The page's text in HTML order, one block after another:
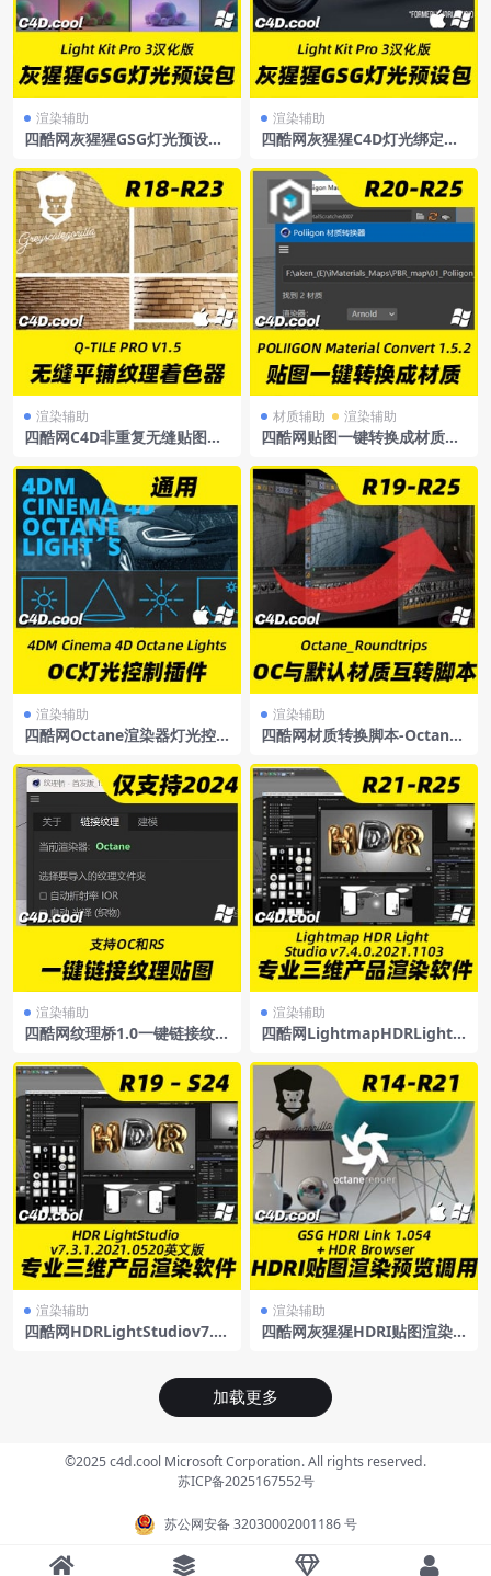
渲染辅助
四酷网灰猩猩GSG灯光预设包
渲染辅助
四酷网灰猩猩C4D灯光绑定渲
HDRIBrowser+HDRIPacksF
orCinema4DR14-R20Win/M
acR14-R20
渲染辅助
四酷网C4D非重复无缝贴图平
V1.5支持R18-R23
材质辅助 渲染辅助
四酷网贴图一键转换成材质
vert材质转换脚本
渲染辅助
四酷网Octane渲染器灯光控
inema4DOctaneLights
渲染辅助
四酷网材质转换脚本-Octane
ne_Roundtripsoc材质与默认
材质相互转换脚本
渲染辅助
四酷网纹理桥1.0一键链接纹理
024
渲染辅助
四酷网LightmapHDRLightS
支持C4DR21-R25中文汉化版
渲染辅助
四酷网HDRLightStudiov7.3.
渲染辅助
四酷网灰猩猩HDRI贴图渲染
WinMac英文/中文汉化
加载更多
©2025 c4d.cool Microsoft Corporation. All rights reserved.
苏ICP备2025167552号
苏公网安备 32030002001186 号